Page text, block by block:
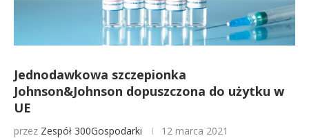
Jednodawkowa szczepionka
Johnson&Johnson dopuszczona do użytku w
UE
przez Zespół 300Gospodarki 12 marca 2021